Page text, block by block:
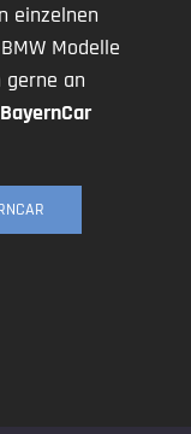
einzelnen
Modelle
gerne an
BayernCar